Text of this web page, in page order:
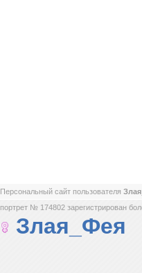
Персональный сайт пользователя
портрет № 174802 зарегистрирован
Злая_Фея